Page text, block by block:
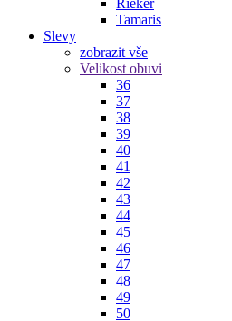
Rieker
Tamaris
Slevy
zobrazit vše
Velikost obuvi
36
37
38
39
40
41
42
43
44
45
46
47
48
49
50